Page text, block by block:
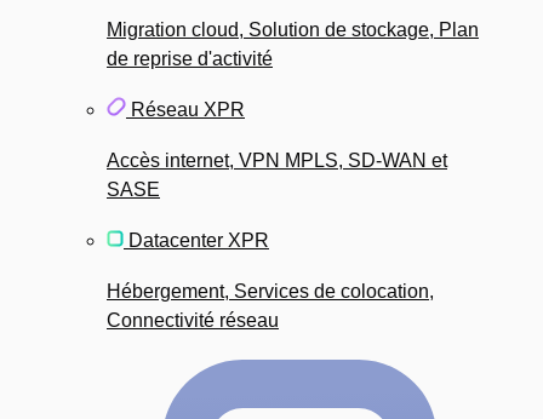
Migration cloud, Solution de stockage, Plan
de reprise d'activité
Réseau XPR
Accès internet, VPN MPLS, SD-WAN et
SASE
Datacenter XPR
Hébergement, Services de colocation,
Connectivité réseau